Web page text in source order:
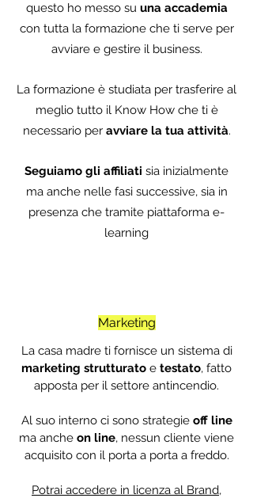
questo ho messo su una accademia
con tutta la formazione che ti serve per
avviare e gestire il business.
La formazione è studiata per trasferire al
meglio tutto il Know How che ti è
necessario per avviare la tua attività.
Seguiamo gli affiliati sia inizialmente
ma anche nelle fasi successive, sia in
presenza che tramite piattaforma e-
learning
Marketing
La casa madre ti fornisce un sistema di
marketing strutturato e testato, fatto
apposta per il settore antincendio.
Al suo interno ci sono strategie off line
ma anche on line, nessun cliente viene
acquisito con il porta a porta a freddo.
Potrai accedere in licenza al Brand,